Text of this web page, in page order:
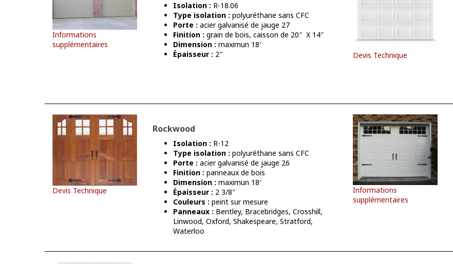
Informations
supplémentaires
Isolation : R-18.06
Type isolation : polyuréthane sans CFC
Porte : acier galvanisé de jauge 27
Finition : grain de bois, caisson de 20″ X 14″
Dimension : maximun 18′
Épaisseur : 2″ Devis Technique
Devis Technique
Rockwood
Isolation : R-12
Type isolation : polyuréthane sans CFC
Porte : acier galvanisé de jauge 26
Finition : panneaux de bois
Dimension : maximun 18′
Épaisseur : 2 3/8″
Couleurs : peint sur mesure
Panneaux : Bentley, Bracebridges, Crosshill,
Linwood, Oxford, Shakespeare, Stratford,
Waterloo
Informations
supplémentaires